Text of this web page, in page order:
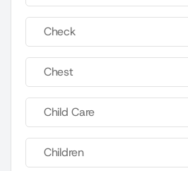
Check
Chest
Child Care
Children